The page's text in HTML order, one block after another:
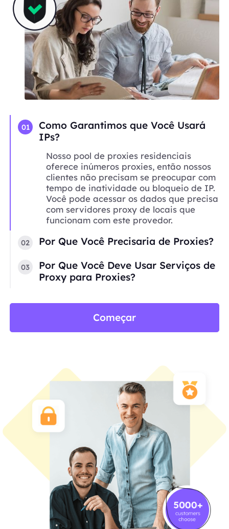
01
Como Garantimos que Você Usará
IPs?
Nosso pool de proxies residenciais
oferece inúmeros proxies, então nossos
clientes não precisam se preocupar com
tempo de inatividade ou bloqueio de IP.
Você pode acessar os dados que precisa
com servidores proxy de locais que
funcionam com este provedor.
02 Por Que Você Precisaria de Proxies?
03
Por Que Você Deve Usar Serviços de
Proxy para Proxies?
Começar